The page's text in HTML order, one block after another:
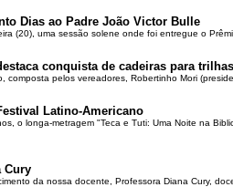
Dias ao Padre João Victor Bulle
(20), uma sessão solene onde foi entregue o
conquista de cadeiras para
composta pelos vereadores, Robertinho Mori
Latino-Americano
o longa-metragem "Teca e Tuti: Uma Noite na
Cury
da nossa docente, Professora Diana Cury,